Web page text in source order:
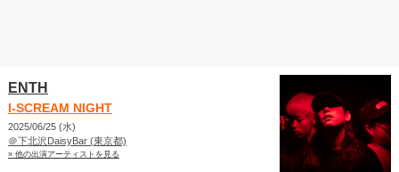
ENTH
I-SCREAM NIGHT
2025/06/25 (水)
＠下北沢DaisyBar (東京都)
» 他の出演アーティストを見る